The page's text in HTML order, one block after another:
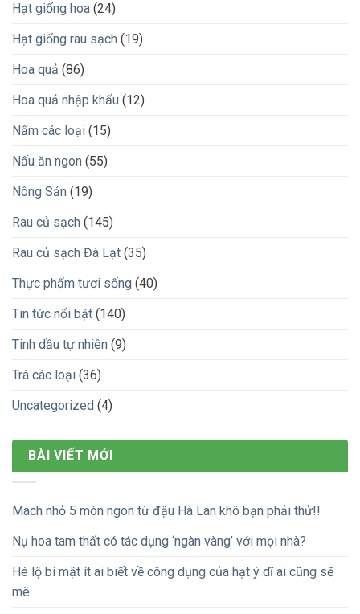
Hạt giống hoa (24)
Hạt giống rau sạch (19)
Hoa quả (86)
Hoa quả nhập khẩu (12)
Nấm các loại (15)
Nấu ăn ngon (55)
Nông Sản (19)
Rau củ sạch (145)
Rau củ sạch Đà Lạt (35)
Thực phẩm tươi sống (40)
Tin tức nổi bật (140)
Tinh dầu tự nhiên (9)
Trà các loại (36)
Uncategorized (4)
BÀI VIẾT MỚI
Mách nhỏ 5 món ngon từ đậu Hà Lan khô bạn phải thử!!
Nụ hoa tam thất có tác dụng ‘ngàn vàng’ với mọi nhà?
Hé lộ bí mật ít ai biết về công dụng của hạt ý dĩ ai cũng sẽ
mê